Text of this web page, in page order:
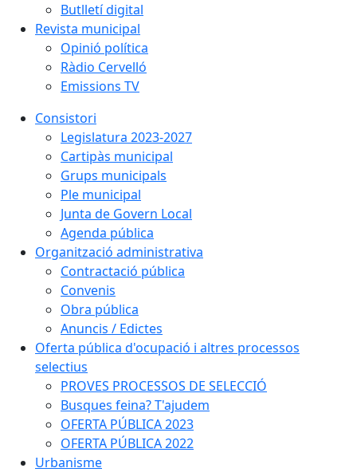
Butlletí digital
Revista municipal
Opinió política
Ràdio Cervelló
Emissions TV
Consistori
Legislatura 2023-2027
Cartipàs municipal
Grups municipals
Ple municipal
Junta de Govern Local
Agenda pública
Organització administrativa
Contractació pública
Convenis
Obra pública
Anuncis / Edictes
Oferta pública d'ocupació i altres processos
selectius
PROVES PROCESSOS DE SELECCIÓ
Busques feina? T'ajudem
OFERTA PÚBLICA 2023
OFERTA PÚBLICA 2022
Urbanisme